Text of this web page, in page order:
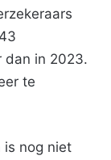
dan in 2023.
te
is nog niet